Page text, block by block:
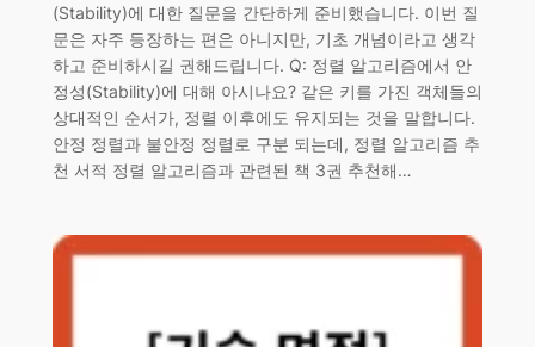
(Stability)에 대한 질문을 간단하게 준비했습니다. 이번 질
문은 자주 등장하는 편은 아니지만, 기초 개념이라고 생각
하고 준비하시길 권해드립니다. Q: 정렬 알고리즘에서 안
정성(Stability)에 대해 아시나요? 같은 키를 가진 객체들의
상대적인 순서가, 정렬 이후에도 유지되는 것을 말합니다.
안정 정렬과 불안정 정렬로 구분 되는데, 정렬 알고리즘 추
천 서적 정렬 알고리즘과 관련된 책 3권 추천해…